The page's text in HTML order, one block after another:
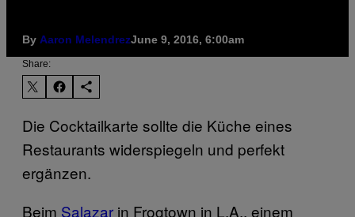
By Aaron MelendrezJune 9, 2016, 6:00am
Share:
Die Cocktailkarte sollte die Küche eines
Restaurants widerspiegeln und perfekt
ergänzen.
Beim Salazar in Frogtown in L.A., einem